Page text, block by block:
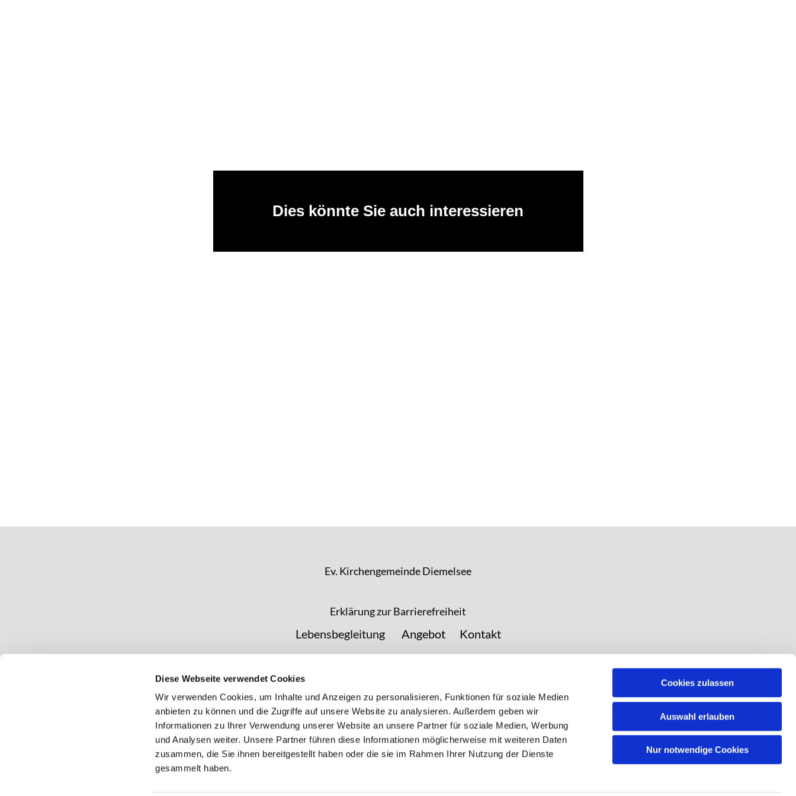
Diese Webseite verwendet Cookies
Wir verwenden Cookies, um Inhalte und Anzeigen zu personalisieren, Funktionen für soziale Medien
anbieten zu können und die Zugriffe auf unsere Website zu analysieren. Außerdem geben wir
Informationen zu Ihrer Verwendung unserer Website an unsere Partner für soziale Medien, Werbung
und Analysen weiter. Unsere Partner führen diese Informationen möglicherweise mit weiteren Daten
zusammen, die Sie ihnen bereitgestellt haben oder die sie im Rahmen Ihrer Nutzung der Dienste
gesammelt haben.
Cookies zulassen
Auswahl erlauben
Nur notwendige Cookies
Dies könnte Sie auch interessieren
Ev. Kirchengemeinde Diemelsee
Erklärung zur Barrierefreiheit
Lebensbegleitung Angebot Kontakt